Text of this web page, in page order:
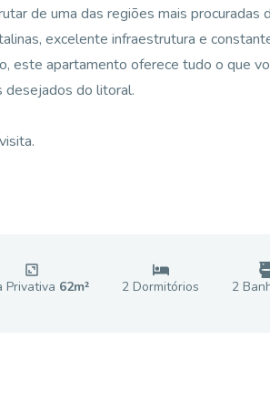
de uma das regiões mais procuradas
excelente infraestrutura e
este apartamento oferece tudo o que
desejados do litoral.
Privativa 62m² 2 Dormitórios 2